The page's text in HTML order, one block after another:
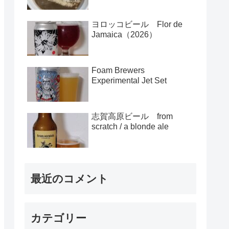
ヨロッコビール Flor de
Jamaica（2026）
Foam Brewers
Experimental Jet Set
志賀高原ビール from
scratch / a blonde ale
最近のコメント
カテゴリー